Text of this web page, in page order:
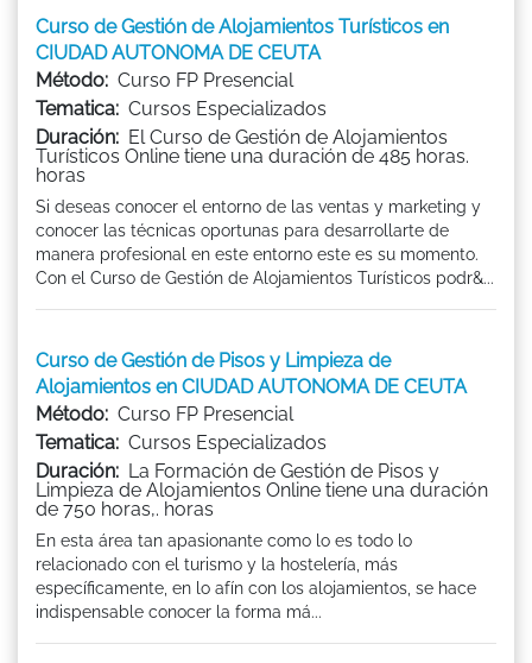
Curso de Gestión de Alojamientos Turísticos en
CIUDAD AUTONOMA DE CEUTA
Método: Curso FP Presencial
Tematica: Cursos Especializados
Duración: El Curso de Gestión de Alojamientos
Turísticos Online tiene una duración de 485 horas.
horas
Si deseas conocer el entorno de las ventas y marketing y
conocer las técnicas oportunas para desarrollarte de
manera profesional en este entorno este es su momento.
Con el Curso de Gestión de Alojamientos Turísticos podr&...
Curso de Gestión de Pisos y Limpieza de
Alojamientos en CIUDAD AUTONOMA DE CEUTA
Método: Curso FP Presencial
Tematica: Cursos Especializados
Duración: La Formación de Gestión de Pisos y
Limpieza de Alojamientos Online tiene una duración
de 750 horas,. horas
En esta área tan apasionante como lo es todo lo
relacionado con el turismo y la hostelería, más
específicamente, en lo afín con los alojamientos, se hace
indispensable conocer la forma má...